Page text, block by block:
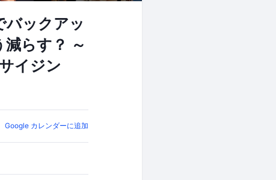
バックアッ
らす？ ～
イジン
Google カレンダーに追加